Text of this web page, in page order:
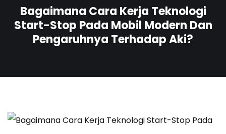
Bagaimana Cara Kerja Teknologi
Start-Stop Pada Mobil Modern Dan
Pengaruhnya Terhadap Aki?